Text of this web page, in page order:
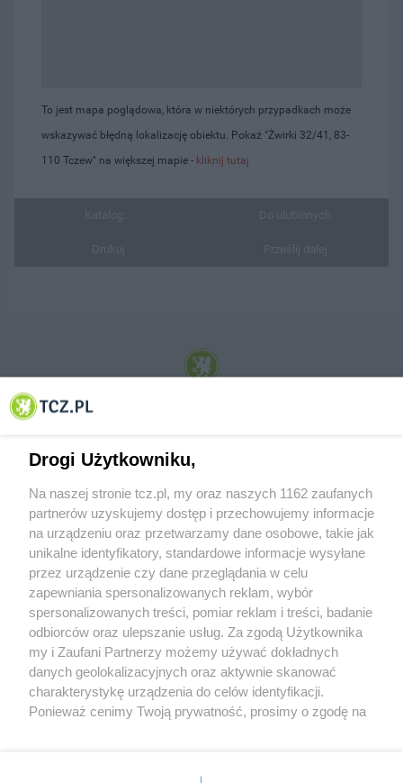
To jest mapa poglądowa, która w niektórych przypadkach może
wskazywać błędną lokalizację obiektu. Pokaż "Żwirki 32/41, 83-
110 Tczew" na większej mapie - kliknij tutaj
© 2001-2026 Tczew - TCZ.PL Sp. z o.o. Internetowy Serwis Informacyjny Miasta
O FIRMIE POLITYKA PRYWATNOŚCI HOSTING
REKLAMA WSPÓŁPRACA RSS FACEBOOK KONTAKT
Nasze serwisy
Aktualności
Tcz24
Muzyka i kultura
Archiwum wydarzeń
Drogi Użytkowniku,
Na naszej stronie tcz.pl, my oraz naszych 1162 zaufanych
partnerów uzyskujemy dostęp i przechowujemy informacje
na urządzeniu oraz przetwarzamy dane osobowe, takie jak
unikalne identyfikatory, standardowe informacje wysyłane
przez urządzenie czy dane przeglądania w celu
zapewniania spersonalizowanych reklam, wybór
spersonalizowanych treści, pomiar reklam i treści, badanie
odbiorców oraz ulepszanie usług. Za zgodą Użytkownika
my i Zaufani Partnerzy możemy używać dokładnych
danych geolokalizacyjnych oraz aktywnie skanować
charakterystykę urządzenia do celów identyfikacji.
Ponieważ cenimy Twoją prywatność, prosimy o zgodę na